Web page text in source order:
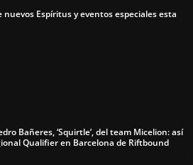
nuevos Espíritus y eventos especiales esta
Bañeres, ‘Squirtle’, del team Micelion: así
Qualifier en Barcelona de Riftbound